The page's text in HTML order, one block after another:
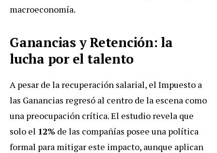
macroeconomía.
Ganancias y Retención: la
lucha por el talento
A pesar de la recuperación salarial, el Impuesto a
las Ganancias regresó al centro de la escena como
una preocupación crítica. El estudio revela que
solo el 12% de las compañías posee una política
formal para mitigar este impacto, aunque aplican